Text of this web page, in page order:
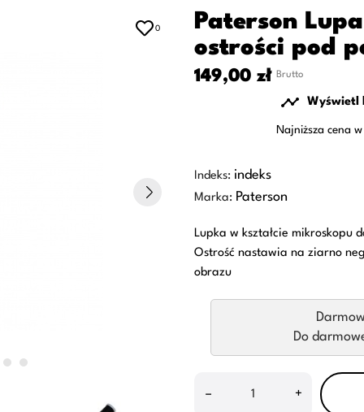
0
Paterson
ostrości pod
149,00 zł Brutto
 Wyświetl
Najniższa cena
Indeks: indeks
Marka: Paterson
Lupka w kształcie mikroskopu
Ostrość nastawia na ziarno
obrazu
Do
– +